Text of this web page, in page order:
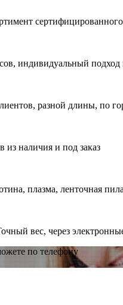
индивидуальный
разной длины, по
из наличия и под заказ
плазма, ленточная
вес, через
по телефону